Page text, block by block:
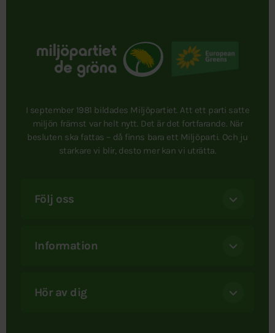
I september 1981 bildades Miljöpartiet. Att ett parti satte
miljön främst var helt nytt. Det är det fortfarande. När
besluten ska fattas – då finns bara ett Miljöparti. Och ju
starkare vi blir, desto mer kan vi uträtta.
Följ oss
Information
Hör av dig